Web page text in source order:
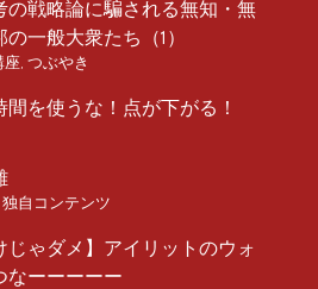
の戦略論に騙される無知・無
一般大衆たち（1）
座 つぶやき
を使うな！点が下がる！
自コンテンツ
じゃダメ】アイリットのウォ
なーーーーー